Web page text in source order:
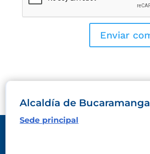
Alcaldía de Bucaramanga
Sede principal